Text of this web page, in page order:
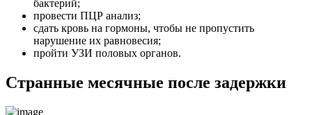
бактерий;
провести ПЦР анализ;
сдать кровь на гормоны, чтобы не пропустить
нарушение их равновесия;
пройти УЗИ половых органов.
Странные месячные после задержки